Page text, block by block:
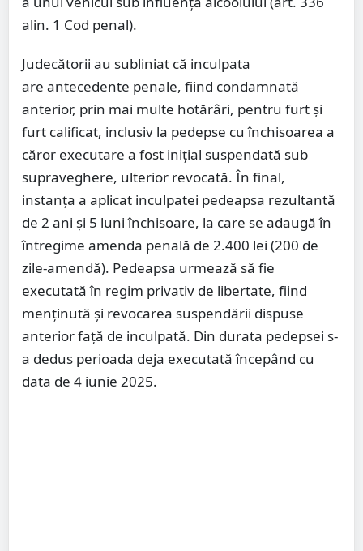
alin. 1 Cod penal).
Judecătorii au subliniat că inculpata
are antecedente penale, fiind condamnată
anterior, prin mai multe hotărâri, pentru furt și
furt calificat, inclusiv la pedepse cu închisoarea a
căror executare a fost inițial suspendată sub
supraveghere, ulterior revocată. În final,
instanța a aplicat inculpatei pedeapsa rezultantă
de 2 ani și 5 luni închisoare, la care se adaugă în
întregime amenda penală de 2.400 lei (200 de
zile-amendă). Pedeapsa urmează să fie
executată în regim privativ de libertate, fiind
menținută și revocarea suspendării dispuse
anterior față de inculpată. Din durata pedepsei s-
a dedus perioada deja executată începând cu
data de 4 iunie 2025.